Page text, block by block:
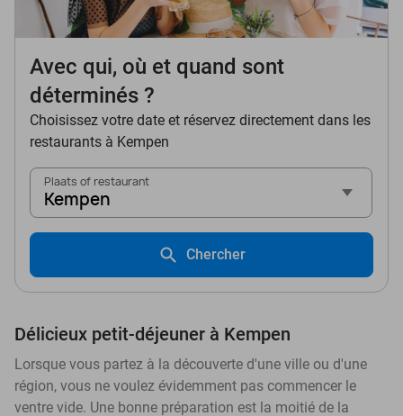
Avec qui, où et quand sont
déterminés ?
Choisissez votre date et réservez directement dans les
restaurants à Kempen
Plaats of restaurant
Kempen
Chercher
Délicieux petit-déjeuner à Kempen
Lorsque vous partez à la découverte d'une ville ou d'une
région, vous ne voulez évidemment pas commencer le
ventre vide. Une bonne préparation est la moitié de la